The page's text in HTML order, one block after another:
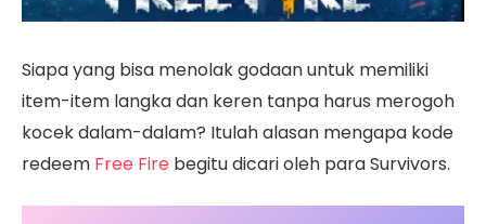
Siapa yang bisa menolak godaan untuk memiliki
item-item langka dan keren tanpa harus merogoh
kocek dalam-dalam? Itulah alasan mengapa kode
redeem Free Fire begitu dicari oleh para Survivors.